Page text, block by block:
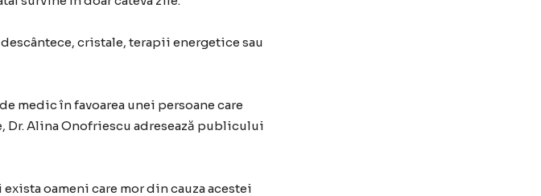
cristale, terapii energetice sau
medic în favoarea unei persoane care
Alina Onofriescu adresează publicului
oameni care mor din cauza acestei